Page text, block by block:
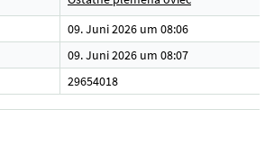
09. Juni 2026 um 08:06
09. Juni 2026 um 08:07
29654018